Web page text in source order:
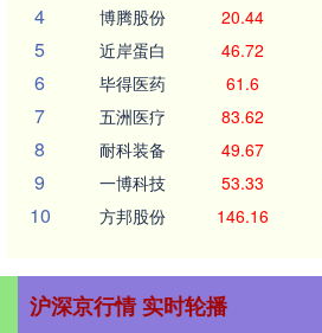
4 博腾股份 20.44
5 近岸蛋白 46.72
6 毕得医药 61.6
7 五洲医疗 83.62
8 耐科装备 49.67
9 一博科技 53.33
10 方邦股份 146.16
沪深京行情 实时轮播